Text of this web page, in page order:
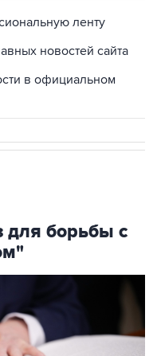
ленту
новостей сайта
в официальном
для борьбы с